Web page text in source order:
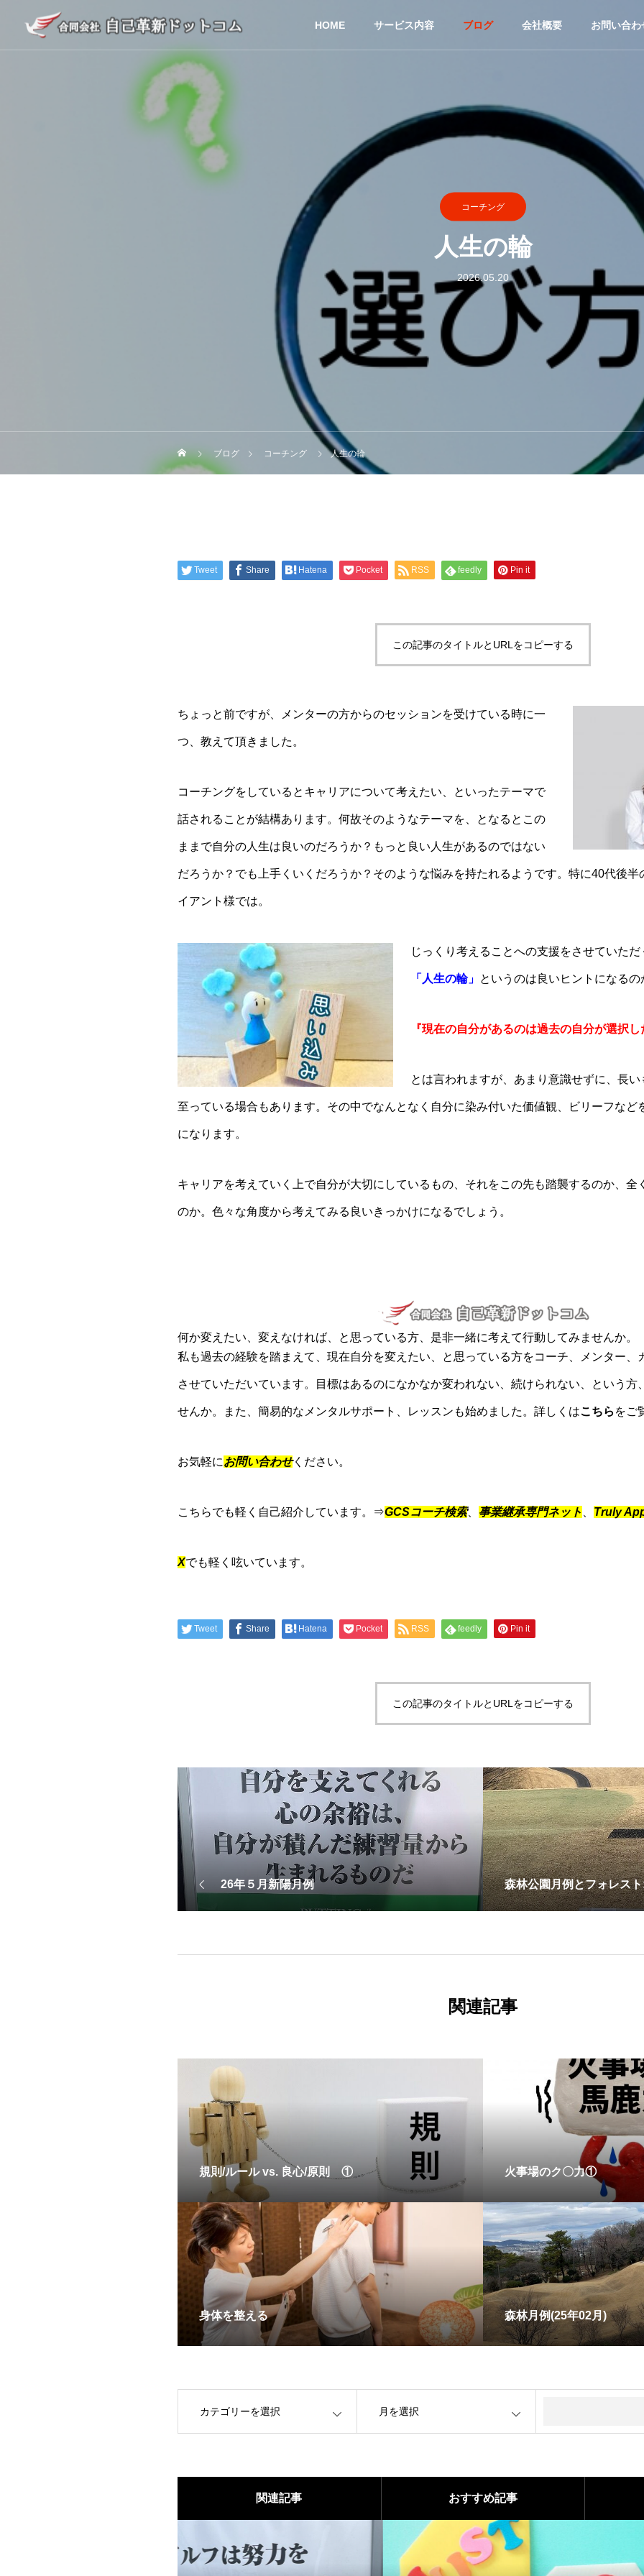
HOME サービス内容 ブログ 会社概要 お問い合わ
コーチング
人生の輪
2026.05.20
ブログ コーチング 人生の輪
Tweet Share Hatena Pocket RSS feedly Pin it
この記事のタイトルとURLをコピーする
ちょっと前ですが、メンターの方からのセッションを受けている時に一
つ、教えて頂きました。
コーチングをしているとキャリアについて考えたい、といったテーマで
話されることが結構あります。何故そのようなテーマを、となるとこの
ままで自分の人生は良いのだろうか？もっと良い人生があるのではない
だろうか？でも上手くいくだろうか？そのような悩みを持たれるようです。特に40代後
イアント様では。
じっくり考えることへの支援をさせていた
「 人生の輪」 というのは良いヒントになる
『現在の自分があるのは過去の自分が選択
とは言われますが、あまり意識せずに、長
至っている場合もあります。その中でなんとなく自分に染み付いた価値観、ビリーフなど
になります。
キャリアを考えていく上で自分が大切にしているもの、それをこの先も踏襲するのか、全
のか。色々な角度から考えてみる良いきっかけになるでしょう。
何か変えたい、変えなければ、と思っている方、是非一緒に考えて行動してみませんか。
私も過去の経験を踏まえて、現在自分を変えたい、と思っている方をコーチ、メンター、
させていただいています。目標はあるのになかなか変われない、続けられない、という方
せんか。また、簡易的なメンタルサポート、レッスンも始めました。詳しくはこちら をご
お気軽にお問い合わせください。
こちらでも軽く自己紹介しています。⇒GCSコーチ検索、 事業継承専門ネット Truly
Xでも軽く呟いています。
Tweet Share Hatena Pocket RSS feedly Pin it
この記事のタイトルとURLをコピーする
26年５月新陽月例 森林公園月例とフォレス
関連記事
規則/ルール vs. 良心/原則 ① 火事場のク〇力①
身体を整える 森林月例(25年02月)
関連記事 おすすめ記事